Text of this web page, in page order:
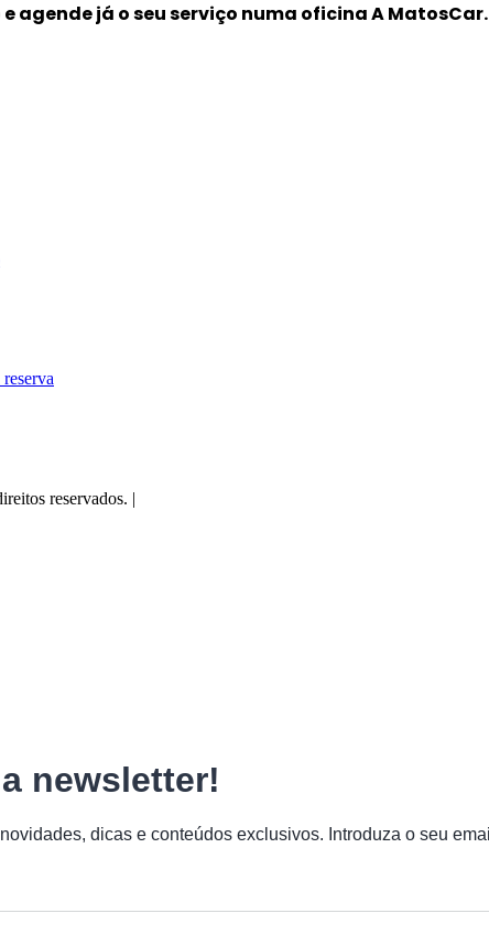
agende já o seu serviço numa oficina A MatosCar.
reservados. |